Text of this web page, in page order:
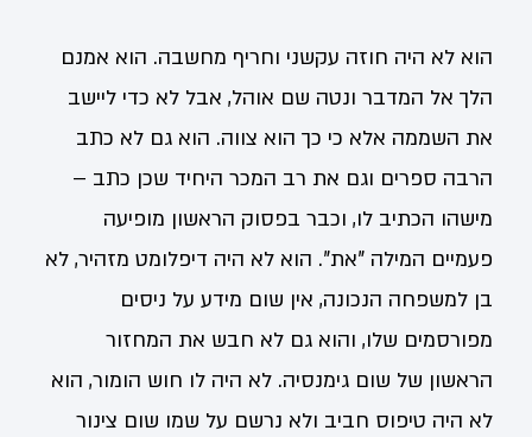
הוא לא היה חוזה עקשני וחריף מחשבה. הוא אמנם
הלך אל המדבר ונטה שם אוהל, אבל לא כדי ליישב
את השממה אלא כי כך הוא צווה. הוא גם לא כתב
הרבה ספרים וגם את רב המכר היחיד שכן כתב –
מישהו הכתיב לו, וכבר בפסוק הראשון מופיעה
פעמיים המילה "את". הוא לא היה דיפלומט מזהיר, לא
בן למשפחה הנכונה, אין שום מידע על ניסים
מפורסמים שלו, והוא גם לא חבש את המחזור
הראשון של שום גימנסיה. לא היה לו חוש הומור, הוא
לא היה טיפוס חביב ולא נרשם על שמו שום צינור